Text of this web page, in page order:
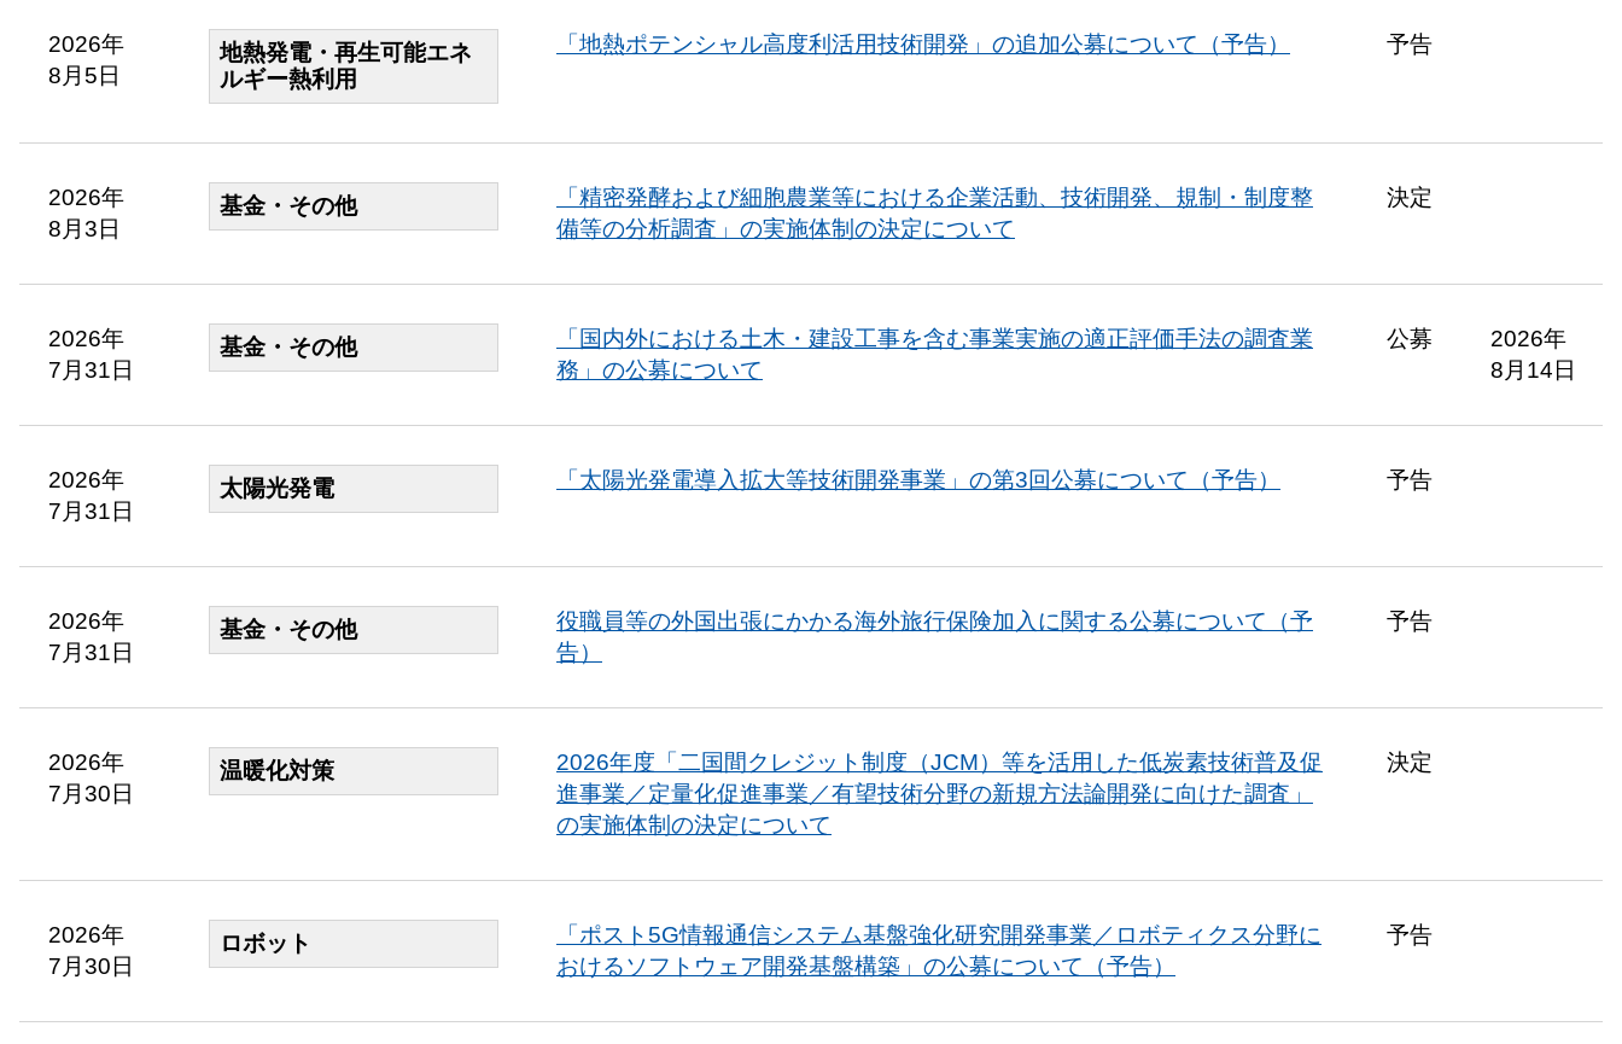
2026年
8月5日
地熱発電・再生可能エネ
ルギー熱利用
「地熱ポテンシャル高度利活用技術開発」の追加公募について（予告） 予告
2026年
8月3日
基金・その他
「精密発酵および細胞農業等における企業活動、技術開発、規制・制度整
備等の分析調査」の実施体制の決定について
決定
2026年
7月31日
基金・その他
「国内外における土木・建設工事を含む事業実施の適正評価手法の調査業
務」の公募について
公募
2026年
8月14日
2026年
7月31日
太陽光発電 「太陽光発電導入拡大等技術開発事業」の第3回公募について（予告） 予告
2026年
7月31日
基金・その他
役職員等の外国出張にかかる海外旅行保険加入に関する公募について（予
告）
予告
2026年
7月30日
温暖化対策
2026年度「二国間クレジット制度（JCM）等を活用した低炭素技術普及促
進事業／定量化促進事業／有望技術分野の新規方法論開発に向けた調査」
の実施体制の決定について
決定
2026年
7月30日
ロボット
「ポスト5G情報通信システム基盤強化研究開発事業／ロボティクス分野に
おけるソフトウェア開発基盤構築」の公募について（予告）
予告